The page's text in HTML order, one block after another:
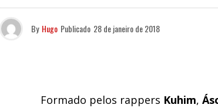
By Hugo Publicado 28 de janeiro de 2018
Formado pelos rappers Kuhim,